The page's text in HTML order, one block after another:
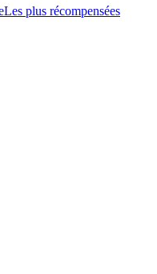
Les plus récompensées